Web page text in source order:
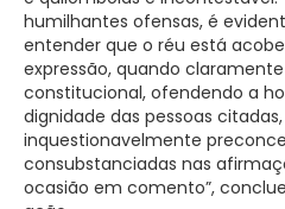
humilhantes ofensas, é
entender que o réu está
expressão, quando
constitucional, ofendendo a
dignidade das pessoas
inquestionavelmente
consubstanciadas nas
ocasião em comento”,